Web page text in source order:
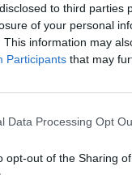
to third parties
of your personal
This information may
Participants that may
Data Processing Opt
opt-out of the Sharing
di
,
storie.